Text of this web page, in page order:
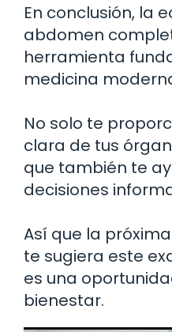
En conclusión, la
abdomen
herramienta
medicina
No solo te
clara de tus
que también te
decisiones
Así que la
te sugiera este
es una
bienestar.